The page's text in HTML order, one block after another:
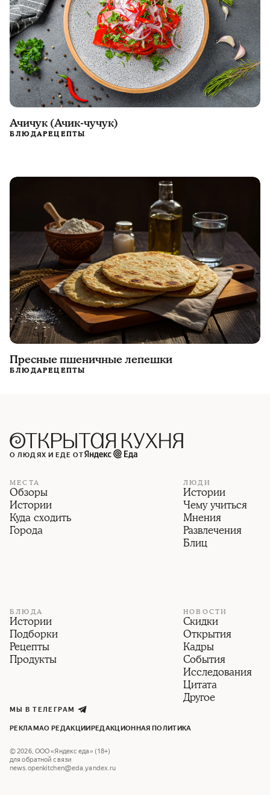
Ачичук (Ачик-чучук)
БЛЮДАРЕЦЕПТЫ
Пресные пшеничные лепешки
БЛЮДАРЕЦЕПТЫ
О ЛЮДЯХ И ЕДЕ ОТ
МЕСТА
Обзоры
Истории
Куда сходить
Города
ЛЮДИ
Истории
Чему учиться
Мнения
Развлечения
Блиц
БЛЮДА
Истории
Подборки
Рецепты
Продукты
НОВОСТИ
Скидки
Открытия
Кадры
События
Исследования
Цитата
Другое
МЫ В ТЕЛЕГРАМ
РЕКЛАМАО РЕДАКЦИИ РЕДАКЦИОННАЯ ПОЛИТИКА
©2026, ООО «Яндекс еда» (18+)
для обратной связи
news.openkitchen@eda.yandex.ru